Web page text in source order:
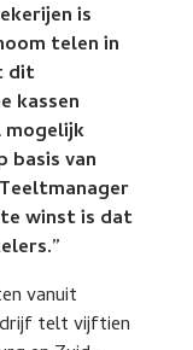
is
telen in
dit
kassen
basis van
winst is dat
vanuit
telt vijftien